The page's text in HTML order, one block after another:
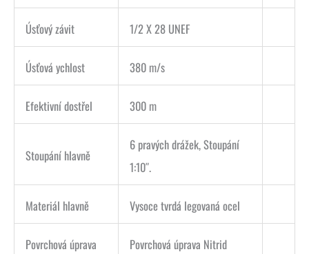
Úsťový závit 1/2 X 28 UNEF
Úsťová ychlost 380 m/s
Efektivní dostřel 300 m
Stoupání hlavně
6 pravých drážek, Stoupání
1:10″.
Materiál hlavně Vysoce tvrdá legovaná ocel
Povrchová úprava
Povrchová úprava Nitrid